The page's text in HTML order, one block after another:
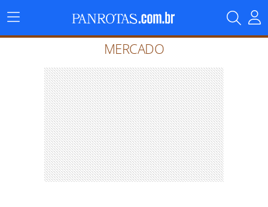
Menu
Principal
MERCADO